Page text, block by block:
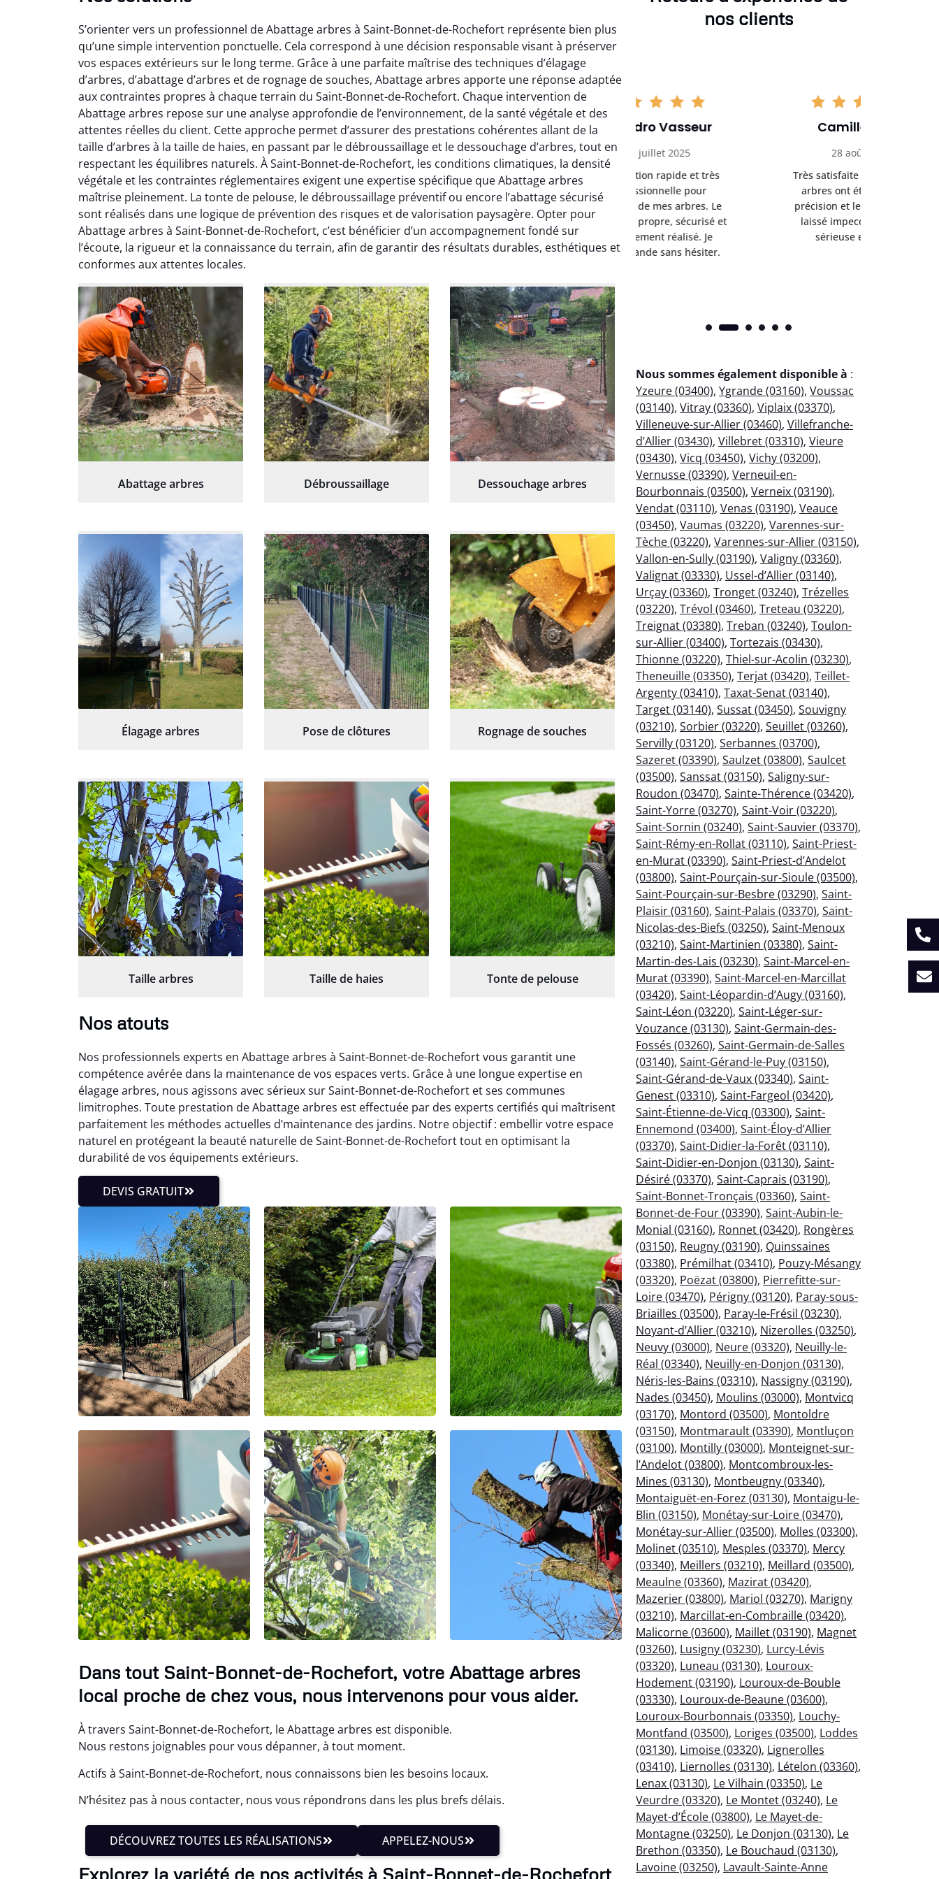
S’orienter vers un professionnel de Abattage arbres à Saint-Bonnet-de-Rochefort représente bien plus
qu’une simple intervention ponctuelle. Cela correspond à une décision responsable visant à préserver
vos espaces extérieurs sur le long terme. Grâce à une parfaite maîtrise des techniques d’élagage
d’arbres, d’abattage d’arbres et de rognage de souches, Abattage arbres apporte une réponse adaptée
aux contraintes propres à chaque terrain du Saint-Bonnet-de-Rochefort. Chaque intervention de
Abattage arbres repose sur une analyse approfondie de l’environnement, de la santé végétale et des
attentes réelles du client. Cette approche permet d’assurer des prestations cohérentes allant de la
taille d’arbres à la taille de haies, en passant par le débroussaillage et le dessouchage d’arbres, tout en
respectant les équilibres naturels. À Saint-Bonnet-de-Rochefort, les conditions climatiques, la densité
végétale et les contraintes réglementaires exigent une expertise spécifique que Abattage arbres
maîtrise pleinement. La tonte de pelouse, le débroussaillage préventif ou encore l’abattage sécurisé
sont réalisés dans une logique de prévention des risques et de valorisation paysagère. Opter pour
Abattage arbres à Saint-Bonnet-de-Rochefort, c’est bénéficier d’un accompagnement fondé sur
l’écoute, la rigueur et la connaissance du terrain, afin de garantir des résultats durables, esthétiques et
conformes aux attentes locales.
Abattage arbres Débroussaillage Dessouchage arbres
Élagage arbres Pose de clôtures Rognage de souches
Taille arbres Taille de haies Tonte de pelouse
Nos atouts
Nos professionnels experts en Abattage arbres à Saint-Bonnet-de-Rochefort vous garantit une
compétence avérée dans la maintenance de vos espaces verts. Grâce à une longue expertise en
élagage arbres, nous agissons avec sérieux sur Saint-Bonnet-de-Rochefort et ses communes
limitrophes. Toute prestation de Abattage arbres est effectuée par des experts certifiés qui maîtrisent
parfaitement les méthodes actuelles d’maintenance des jardins. Notre objectif : embellir votre espace
naturel en protégeant la beauté naturelle de Saint-Bonnet-de-Rochefort tout en optimisant la
durabilité de vos équipements extérieurs.
DEVIS GRATUIT
Dans tout Saint-Bonnet-de-Rochefort, votre Abattage arbres
local proche de chez vous, nous intervenons pour vous aider.
À travers Saint-Bonnet-de-Rochefort, le Abattage arbres est disponible.
Nous restons joignables pour vous dépanner, à tout moment.
Actifs à Saint-Bonnet-de-Rochefort, nous connaissons bien les besoins locaux.
N’hésitez pas à nous contacter, nous vous répondrons dans les plus brefs délais.
DÉCOUVREZ TOUTES LES RÉALISATIONS APPELEZ-NOUS
Explorez la variété de nos activités à Saint-Bonnet-de-Rochefort
nos clients
Soraya Benali
07 février 2026
Service irréprochable du
début à la fin. Les arbres ont
été parfaitement entretenus
et le nettoyage après
intervention est impeccable.
Je recommande vivement.
Léandro Vasseur
12 juillet 2025
Intervention rapide et très
professionnelle pour
l’élagage de mes arbres. Le
travail est propre, sécurisé et
parfaitement réalisé. Je
recommande sans hésiter.
Camille Morel
Très satisfaite du service. Les
arbres ont été taillés avec
précision et le chantier a été
laissé impeccable. Équipe
sérieuse et efficace.
Nous sommes également disponible à :
Yzeure (03400), Ygrande (03160), Voussac
(03140), Vitray (03360), Viplaix (03370),
Villeneuve-sur-Allier (03460), Villefranche-
d’Allier (03430), Villebret (03310), Vieure
(03430), Vicq (03450), Vichy (03200),
Vernusse (03390), Verneuil-en-
Bourbonnais (03500), Verneix (03190),
Vendat (03110), Venas (03190), Veauce
(03450), Vaumas (03220), Varennes-sur-
Tèche (03220), Varennes-sur-Allier (03150),
Vallon-en-Sully (03190), Valigny (03360),
Valignat (03330), Ussel-d’Allier (03140),
Urçay (03360), Tronget (03240), Trézelles
(03220), Trévol (03460), Treteau (03220),
Treignat (03380), Treban (03240), Toulon-
sur-Allier (03400), Tortezais (03430),
Thionne (03220), Thiel-sur-Acolin (03230),
Theneuille (03350), Terjat (03420), Teillet-
Argenty (03410), Taxat-Senat (03140),
Target (03140), Sussat (03450), Souvigny
(03210), Sorbier (03220), Seuillet (03260),
Servilly (03120), Serbannes (03700),
Sazeret (03390), Saulzet (03800), Saulcet
(03500), Sanssat (03150), Saligny-sur-
Roudon (03470), Sainte-Thérence (03420),
Saint-Yorre (03270), Saint-Voir (03220),
Saint-Sornin (03240), Saint-Sauvier (03370),
Saint-Rémy-en-Rollat (03110), Saint-Priest-
en-Murat (03390), Saint-Priest-d’Andelot
(03800), Saint-Pourçain-sur-Sioule (03500),
Saint-Pourçain-sur-Besbre (03290), Saint-
Plaisir (03160), Saint-Palais (03370), Saint-
Nicolas-des-Biefs (03250), Saint-Menoux
(03210), Saint-Martinien (03380), Saint-
Martin-des-Lais (03230), Saint-Marcel-en-
Murat (03390), Saint-Marcel-en-Marcillat
(03420), Saint-Léopardin-d’Augy (03160),
Saint-Léon (03220), Saint-Léger-sur-
Vouzance (03130), Saint-Germain-des-
Fossés (03260), Saint-Germain-de-Salles
(03140), Saint-Gérand-le-Puy (03150),
Saint-Gérand-de-Vaux (03340), Saint-
Genest (03310), Saint-Fargeol (03420),
Saint-Étienne-de-Vicq (03300), Saint-
Ennemond (03400), Saint-Éloy-d’Allier
(03370), Saint-Didier-la-Forêt (03110),
Saint-Didier-en-Donjon (03130), Saint-
Désiré (03370), Saint-Caprais (03190),
Saint-Bonnet-Tronçais (03360), Saint-
Bonnet-de-Four (03390), Saint-Aubin-le-
Monial (03160), Ronnet (03420), Rongères
(03150), Reugny (03190), Quinssaines
(03380), Prémilhat (03410), Pouzy-Mésangy
(03320), Poëzat (03800), Pierrefitte-sur-
Loire (03470), Périgny (03120), Paray-sous-
Briailles (03500), Paray-le-Frésil (03230),
Noyant-d’Allier (03210), Nizerolles (03250),
Neuvy (03000), Neure (03320), Neuilly-le-
Réal (03340), Neuilly-en-Donjon (03130),
Néris-les-Bains (03310), Nassigny (03190),
Nades (03450), Moulins (03000), Montvicq
(03170), Montord (03500), Montoldre
(03150), Montmarault (03390), Montluçon
(03100), Montilly (03000), Monteignet-sur-
l’Andelot (03800), Montcombroux-les-
Mines (03130), Montbeugny (03340),
Montaiguët-en-Forez (03130), Montaigu-le-
Blin (03150), Monétay-sur-Loire (03470),
Monétay-sur-Allier (03500), Molles (03300),
Molinet (03510), Mesples (03370), Mercy
(03340), Meillers (03210), Meillard (03500),
Meaulne (03360), Mazirat (03420),
Mazerier (03800), Mariol (03270), Marigny
(03210), Marcillat-en-Combraille (03420),
Malicorne (03600), Maillet (03190), Magnet
(03260), Lusigny (03230), Lurcy-Lévis
(03320), Luneau (03130), Louroux-
Hodement (03190), Louroux-de-Bouble
(03330), Louroux-de-Beaune (03600),
Louroux-Bourbonnais (03350), Louchy-
Montfand (03500), Loriges (03500), Loddes
(03130), Limoise (03320), Lignerolles
(03410), Liernolles (03130), Lételon (03360),
Lenax (03130), Le Vilhain (03350), Le
Veurdre (03320), Le Montet (03240), Le
Mayet-d’École (03800), Le Mayet-de-
Montagne (03250), Le Donjon (03130), Le
Brethon (03350), Le Bouchaud (03130),
Lavoine (03250), Lavault-Sainte-Anne